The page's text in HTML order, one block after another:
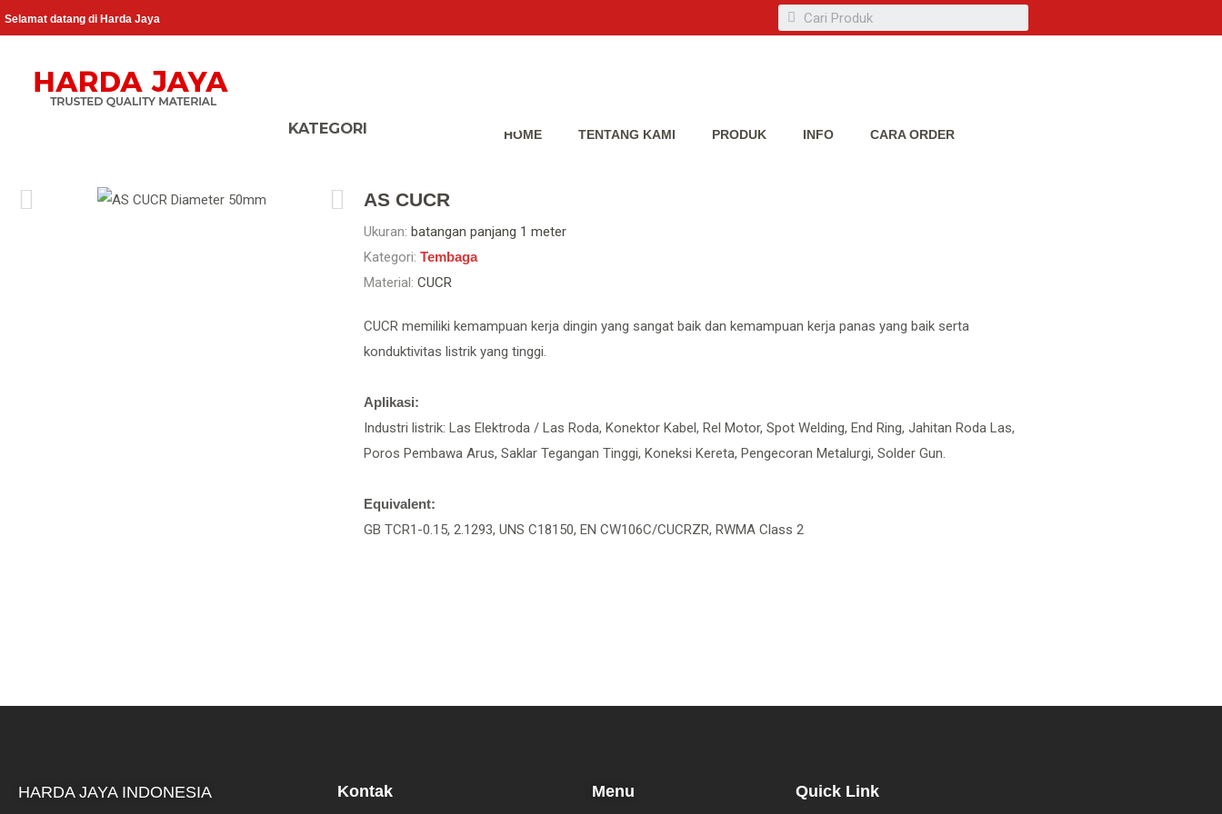
Selamat datang di Harda Jaya
HOME TENTANG KAMI PRODUK INFO CARA ORDER
AS CUCR
Ukuran: batangan panjang 1 meter
Kategori: Tembaga
Material: CUCR
CUCR memiliki kemampuan kerja dingin yang sangat baik dan kemampuan kerja panas yang baik serta
konduktivitas listrik yang tinggi.
Aplikasi:
Industri listrik: Las Elektroda / Las Roda, Konektor Kabel, Rel Motor, Spot Welding, End Ring, Jahitan Roda Las,
Poros Pembawa Arus, Saklar Tegangan Tinggi, Koneksi Kereta, Pengecoran Metalurgi, Solder Gun.
Equivalent:
GB TCR1-0.15, 2.1293, UNS C18150, EN CW106C/CUCRZR, RWMA Class 2
HARDA JAYA INDONESIA Kontak Menu Quick Link